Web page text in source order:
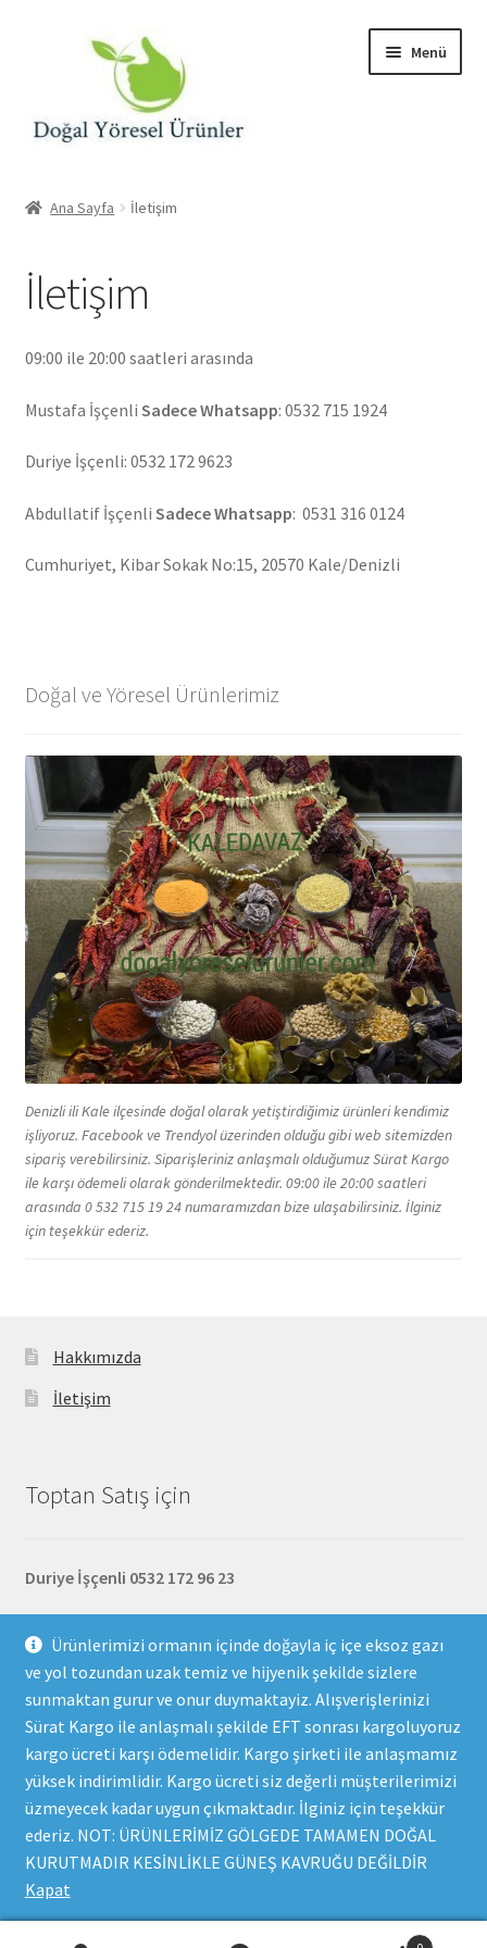
Ürünlerimizi ormanın içinde doğayla iç içe eksoz gazı
ve yol tozundan uzak temiz ve hijyenik şekilde sizlere
sunmaktan gurur ve onur duymaktayiz. Alışverişlerinizi
Sürat Kargo ile anlaşmalı şekilde EFT sonrası kargoluyoruz
kargo ücreti karşı ödemelidir. Kargo şirketi ile anlaşmamız
yüksek indirimlidir. Kargo ücreti siz değerli müşterilerimizi
üzmeyecek kadar uygun çıkmaktadır. İlginiz için teşekkür
ederiz. NOT: ÜRÜNLERİMİZ GÖLGEDE TAMAMEN DOĞAL
KURUTMADIR KESİNLİKLE GÜNEŞ KAVRUĞU DEĞİLDİR
Kapat
Dolaşıma
Menü
Hesabım
İletişim
Ödeme
Sepet
Ana Sayfa İletişim
İletişim
09:00 ile 20:00 saatleri arasında
Mustafa İşçenli Sadece Whatsapp: 0532 715 1924
Duriye İşçenli: 0532 172 9623
Abdullatif İşçenli Sadece Whatsapp: 0531 316 0124
Cumhuriyet, Kibar Sokak No:15, 20570 Kale/Denizli
Doğal ve Yöresel Ürünlerimiz
Denizli ili Kale ilçesinde doğal olarak yetiştirdiğimiz ürünleri kendimiz
işliyoruz. Facebook ve Trendyol üzerinden olduğu gibi web sitemizden
sipariş verebilirsiniz. Siparişleriniz anlaşmalı olduğumuz Sürat Kargo
ile karşı ödemeli olarak gönderilmektedir. 09:00 ile 20:00 saatleri
arasında 0 532 715 19 24 numaramızdan bize ulaşabilirsiniz. İlginiz
için teşekkür ederiz.
Hakkımızda
İletişim
Toptan Satış için
Duriye İşçenli 0532 172 96 23
Abdullatif İşçenli 0531 316 01 24numaralarmızdan bize
ulaşabilirsiniz.
© Doğal Yöresel Ürünler 2026
Built with WooCommerce.